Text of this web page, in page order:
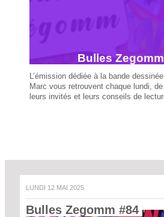
Bulles Zegomm
L’émission dédiée à la bande
Marc vous retrouvent chaque lundi,
leurs invités et leurs conseils de
LUNDI 12 MAI 2025
Bulles Zegomm #84